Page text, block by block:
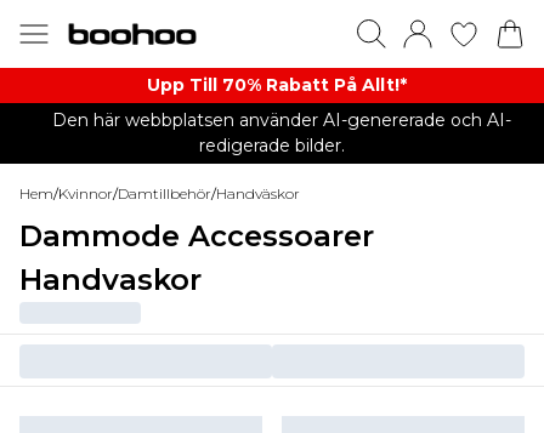
Upp Till 70% Rabatt På Allt!*
Den här webbplatsen använder AI-genererade och AI-
redigerade bilder.
Hem/Kvinnor/Damtillbehör/Handväskor
Dammode Accessoarer
Handvaskor